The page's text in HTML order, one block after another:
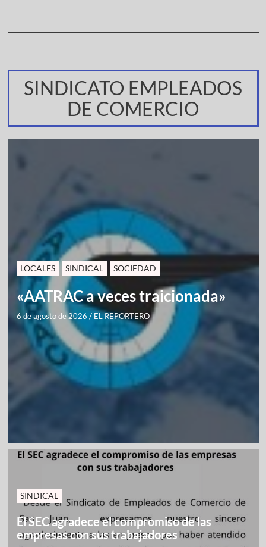
SINDICATO EMPLEADOS
DE COMERCIO
LOCALES SINDICAL SOCIEDAD
«AATRAC a veces traicionada»
6 de agosto de 2026 / EL REPORTERO
SINDICAL
El SEC agradece el compromiso de las
empresas con sus trabajadores